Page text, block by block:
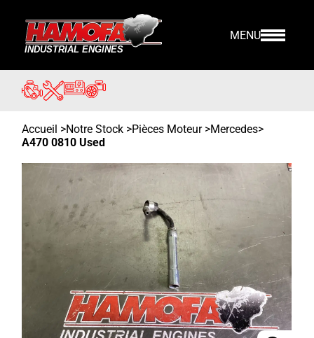
MENU
Accueil >Notre Stock >Pièces Moteur >Mercedes>
A470 0810 Used